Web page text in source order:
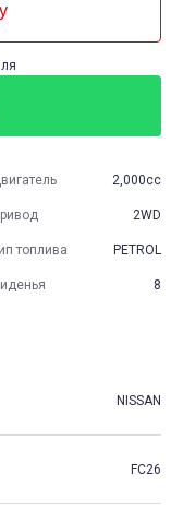
2,000cc
2WD
топлива PETROL
8
NISSAN
FC26